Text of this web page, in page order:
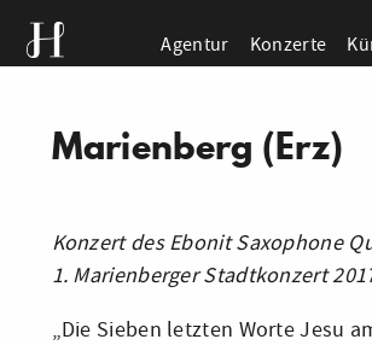
Agentur Konzerte
Marienberg (Erz)
Konzert des Ebonit Saxophone
1. Marienberger Stadtkonzert
„Die Sieben letzten Worte Jesu